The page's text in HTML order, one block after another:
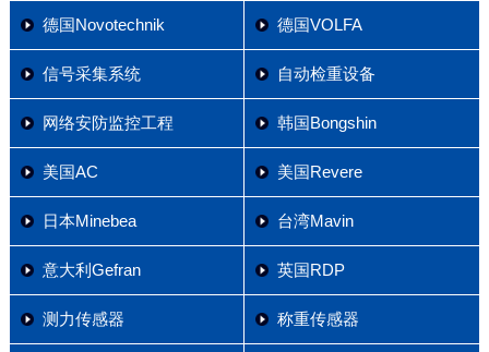
德国Novotechnik 德国VOLFA
信号采集系统 自动检重设备
网络安防监控工程 韩国Bongshin
美国AC 美国Revere
日本Minebea 台湾Mavin
意大利Gefran 英国RDP
测力传感器 称重传感器